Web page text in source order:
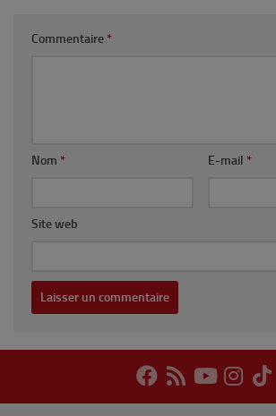
Commentaire *
Nom * E-mail *
Site web